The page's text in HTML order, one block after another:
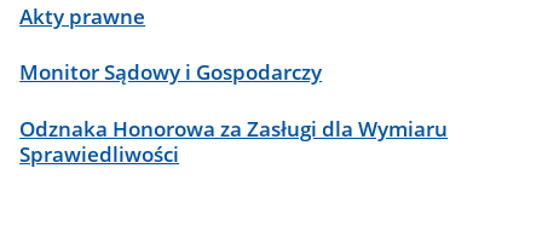
Akty prawne
Monitor Sądowy i Gospodarczy
Odznaka Honorowa za Zasługi dla Wymiaru
Sprawiedliwości